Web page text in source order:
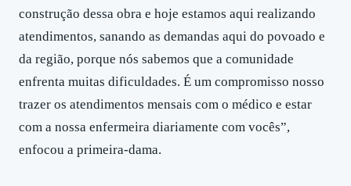
construção dessa obra e hoje estamos aqui realizando
atendimentos, sanando as demandas aqui do povoado e
da região, porque nós sabemos que a comunidade
enfrenta muitas dificuldades. É um compromisso nosso
trazer os atendimentos mensais com o médico e estar
com a nossa enfermeira diariamente com vocês”,
enfocou a primeira-dama.